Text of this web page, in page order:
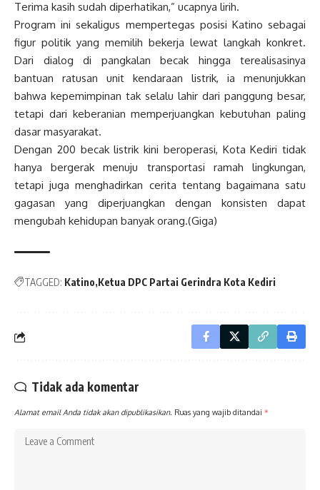
Terima kasih sudah diperhatikan,” ucapnya lirih.
Program ini sekaligus mempertegas posisi Katino sebagai
figur politik yang memilih bekerja lewat langkah konkret.
Dari dialog di pangkalan becak hingga terealisasinya
bantuan ratusan unit kendaraan listrik, ia menunjukkan
bahwa kepemimpinan tak selalu lahir dari panggung besar,
tetapi dari keberanian memperjuangkan kebutuhan paling
dasar masyarakat.
Dengan 200 becak listrik kini beroperasi, Kota Kediri tidak
hanya bergerak menuju transportasi ramah lingkungan,
tetapi juga menghadirkan cerita tentang bagaimana satu
gagasan yang diperjuangkan dengan konsisten dapat
mengubah kehidupan banyak orang.(Giga)
TAGGED: Katino Ketua DPC Partai Gerindra Kota Kediri
Tidak ada komentar
Alamat email Anda tidak akan dipublikasikan. Ruas yang wajib ditandai *